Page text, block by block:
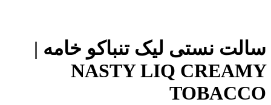
نستی لیک تنباکو خامه |
NASTY LIQ